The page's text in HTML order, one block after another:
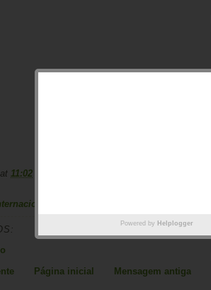
at 11:02
do Algarve
Mensagem antiga
Página inicial
Powered by Helplogger